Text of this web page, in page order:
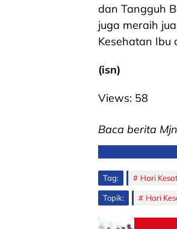
dan Tangguh
juga meraih
Kesehatan Ibu
(isn)
Views: 58
Baca berita
Tag: Hari
Topik: Hari